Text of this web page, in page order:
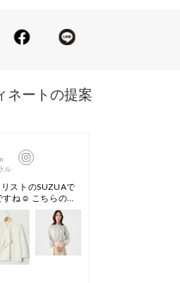
イト、緯糸にスパン糸とセルロー
さ
、ソフトさと適度なハリ感を兼ね
テープを附属しています。